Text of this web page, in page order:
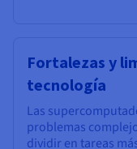
Fortalezas y
tecnología
Las
problemas
dividir en tareas